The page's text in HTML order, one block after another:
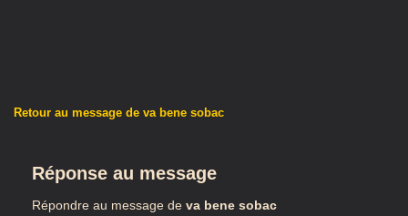
Retour au message de va bene sobac
Réponse au message
Répondre au message de va bene sobac